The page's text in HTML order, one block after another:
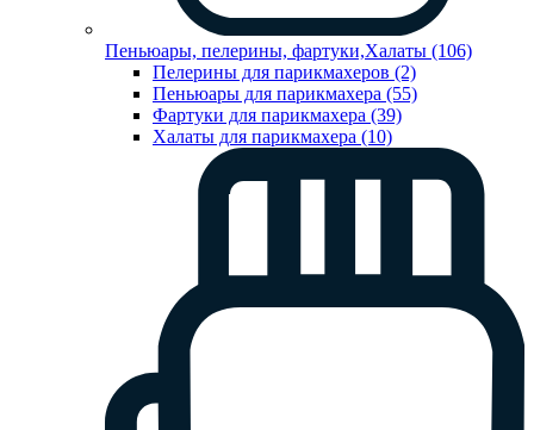
Пеньюары, пелерины, фартуки,Халаты (106)
Пелерины для парикмахеров (2)
Пеньюары для парикмахера (55)
Фартуки для парикмахера (39)
Халаты для парикмахера (10)